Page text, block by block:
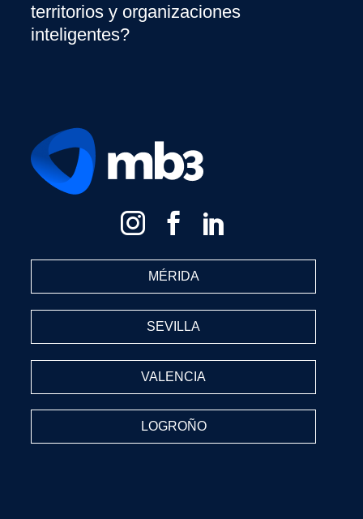
territorios y organizaciones
inteligentes?
MÉRIDA
SEVILLA
VALENCIA
LOGROÑO